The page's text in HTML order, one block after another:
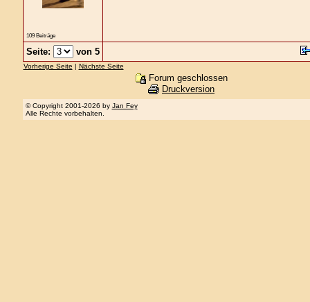
109 Beiträge
Seite: von 5
Vorherige Seite | Nächste Seite
Forum geschlossen
Druckversion
© Copyright 2001-2026 by Jan Fey
Alle Rechte vorbehalten.